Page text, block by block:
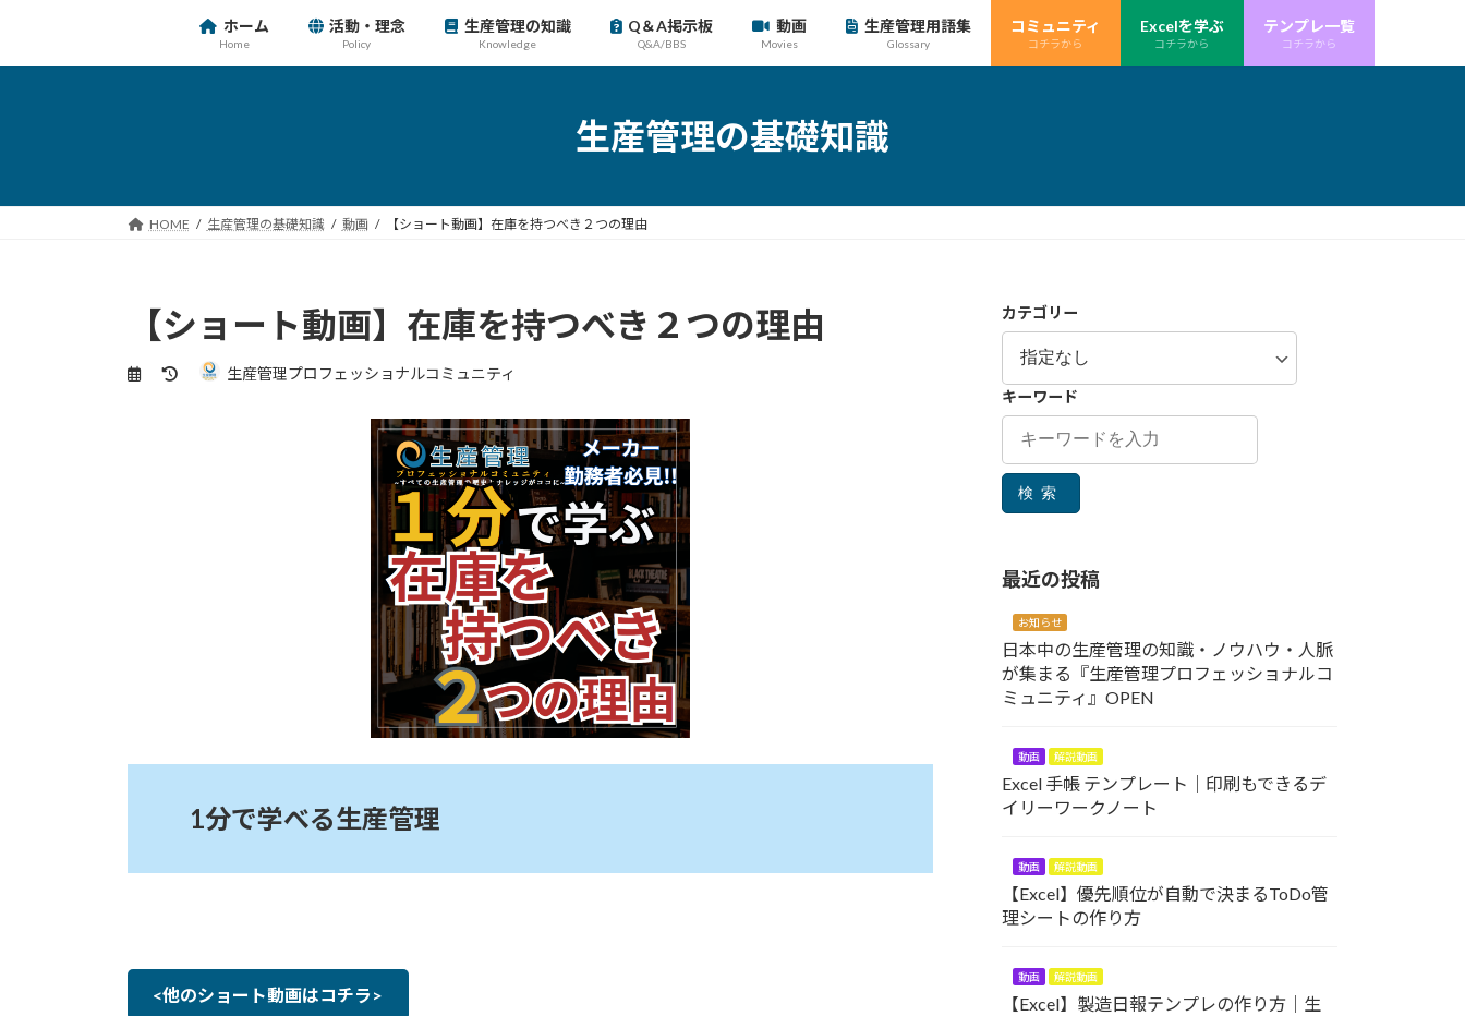
テ
ゲ
ホーム
Home
活動・理念
Policy
生産管理の知識
Knowledge
Q＆A掲示板
Q&A/BBS
動画
Movies
生産管理用語集
Glossary
コミュニティ
コチラから
Excelを学ぶ
コチラから
テンプレ一覧
コチラから
生産管理の基礎知識
HOME 生産管理の基礎知識 動画 【ショート動画】在庫を持つべき２つの理由
【ショート動画】在庫を持つべき２つの理由
生産管理プロフェッショナルコミュニティ
1分で学べる生産管理
<他のショート動画はコチラ>
カテゴリー
キーワード
検索
最近の投稿
お知らせ
日本中の生産管理の知識・ノウハウ・人脈
が集まる『生産管理プロフェッショナルコ
ミュニティ』OPEN
動画 解説動画
Excel 手帳 テンプレート｜印刷もできるデ
イリーワークノート
動画 解説動画
【Excel】優先順位が自動で決まるToDo管
理シートの作り方
動画 解説動画
【Excel】製造日報テンプレの作り方｜生